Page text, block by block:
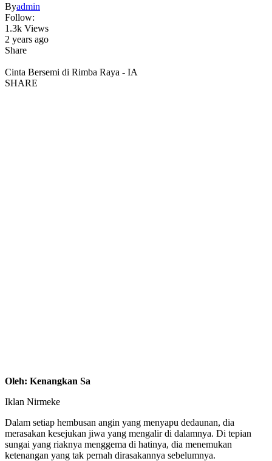
Byadmin
Follow:
1.3k Views
2 years ago
Share
Cinta Bersemi di Rimba Raya - IA
SHARE
Oleh: Kenangkan Sa
Iklan Nirmeke
Dalam setiap hembusan angin yang menyapu dedaunan, dia
merasakan kesejukan jiwa yang mengalir di dalamnya. Di tepian
sungai yang riaknya menggema di hatinya, dia menemukan
ketenangan yang tak pernah dirasakannya sebelumnya.